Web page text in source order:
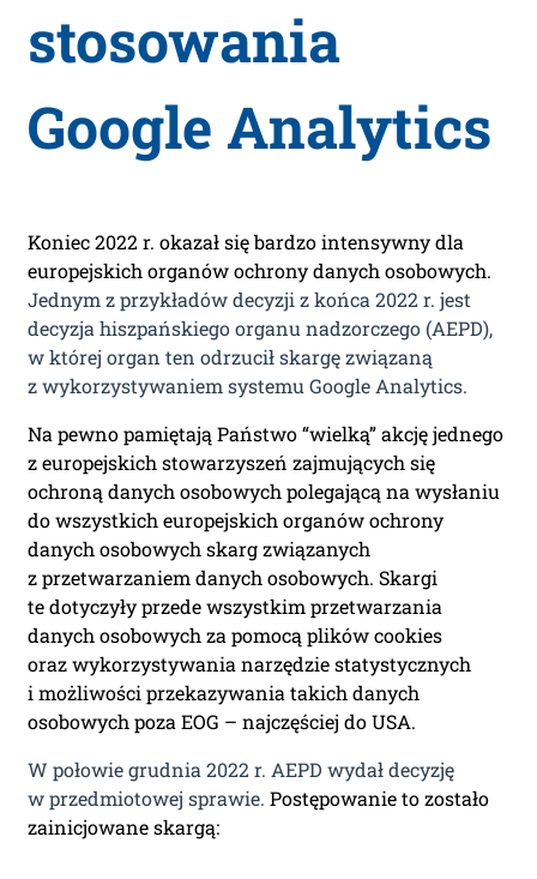
stosowania
Google Analytics
Koniec 2022 r. okazał się bardzo intensywny dla
europejskich organów ochrony danych osobowych.
Jednym z przykładów decyzji z końca 2022 r. jest
decyzja hiszpańskiego organu nadzorczego (AEPD),
w której organ ten odrzucił skargę związaną
z wykorzystywaniem systemu Google Analytics.
Na pewno pamiętają Państwo “wielką” akcję jednego
z europejskich stowarzyszeń zajmujących się
ochroną danych osobowych polegającą na wysłaniu
do wszystkich europejskich organów ochrony
danych osobowych skarg związanych
z przetwarzaniem danych osobowych. Skargi
te dotyczyły przede wszystkim przetwarzania
danych osobowych za pomocą plików cookies
oraz wykorzystywania narzędzie statystycznych
i możliwości przekazywania takich danych
osobowych poza EOG – najczęściej do USA.
W połowie grudnia 2022 r. AEPD wydał decyzję
w przedmiotowej sprawie. Postępowanie to zostało
zainicjowane skargą: